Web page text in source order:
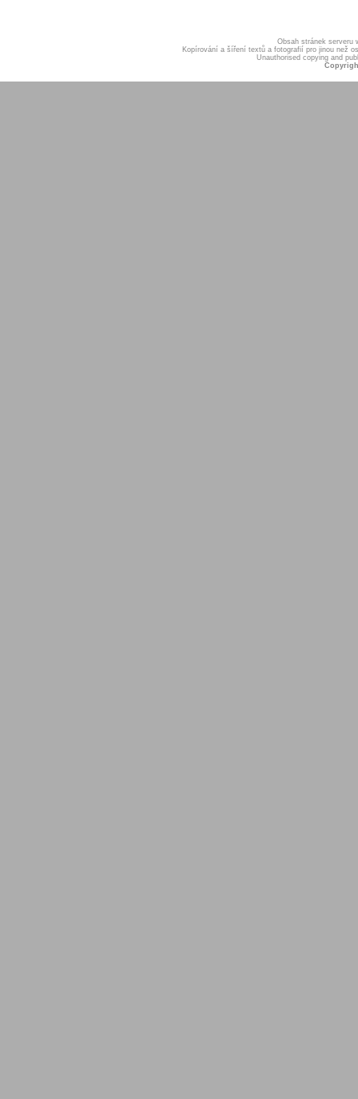
Obsah stránek serveru
Kopírování a šíření textů a fotografií pro jinou než
Unauthorised copying and